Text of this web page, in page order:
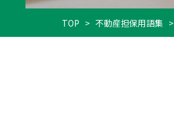
TOP > 不動産担保用語集 >